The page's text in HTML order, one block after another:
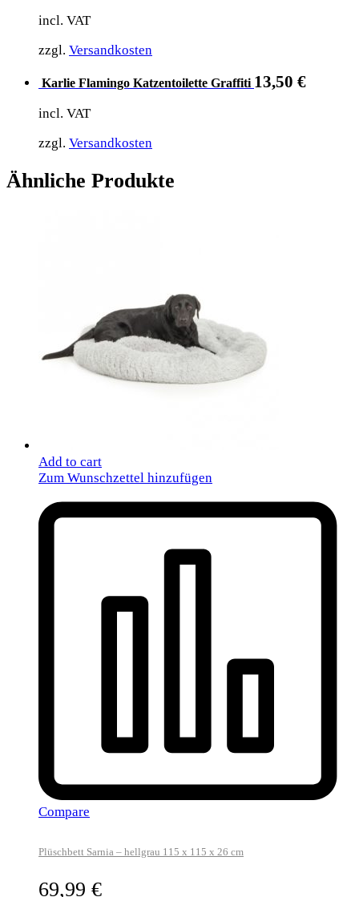
incl. VAT
zzgl. Versandkosten
Karlie Flamingo Katzentoilette Graffiti 13,50 €
incl. VAT
zzgl. Versandkosten
Ähnliche Produkte
Add to cart
Zum Wunschzettel hinzufügen
Compare
Plüschbett Sarnia – hellgrau 115 x 115 x 26 cm
69,99 €